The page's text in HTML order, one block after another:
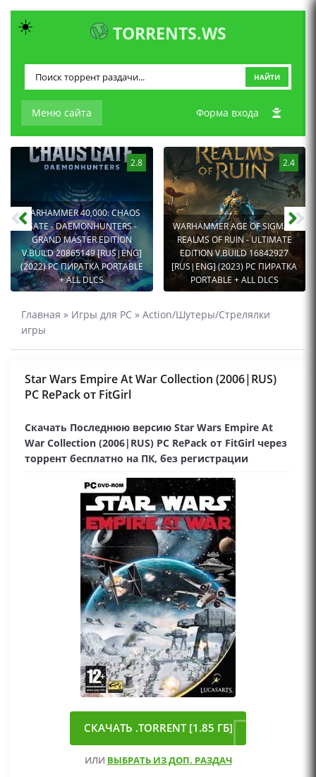
TORRENTS.WS
Меню сайта
НАЙТИ
Форма входа
2.8
WARHAMMER 40,000: CHAOS
GATE - DAEMONHUNTERS -
GRAND MASTER EDITION
V.BUILD 20865149 [RUS|ENG]
(2022) PC ПИРАТКА PORTABLE
+ ALL DLCS
2.4
WARHAMMER AGE OF SIGMAR:
REALMS OF RUIN - ULTIMATE
EDITION V.BUILD 16842927
[RUS|ENG] (2023) PC ПИРАТКА
PORTABLE + ALL DLCS
Главная » Игры для PC » Action/Шутеры/Стрелялки
игры
Star Wars Empire At War Collection (2006|RUS)
PC RePack от FitGirl
Скачать Последнюю версию Star Wars Empire At
War Collection (2006|RUS) PC RePack от FitGirl через
торрент бесплатно на ПК, без регистрации
СКАЧАТЬ .TORRENT [1.85 ГБ]
ИЛИ ВЫБРАТЬ ИЗ ДОП. РАЗДАЧ
☀️